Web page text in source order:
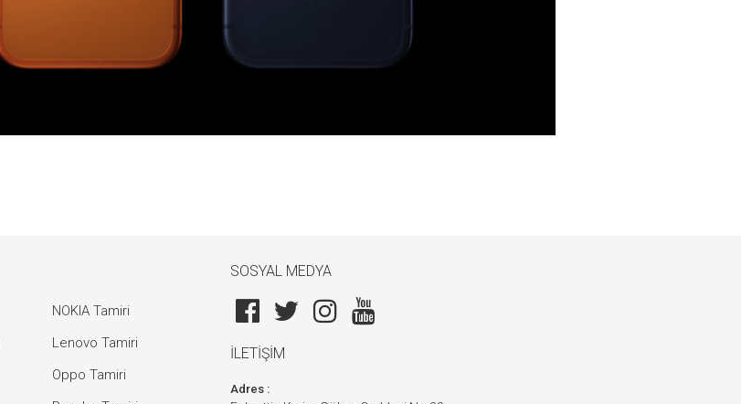
NOKIA Tamiri
Lenovo Tamiri
Oppo Tamiri
SOSYAL MEDYA
İLETİŞİM
Adres :